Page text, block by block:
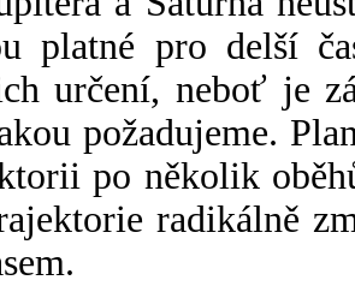
platné pro delší
určení, neboť je
požadujeme.
po několik
radikálně